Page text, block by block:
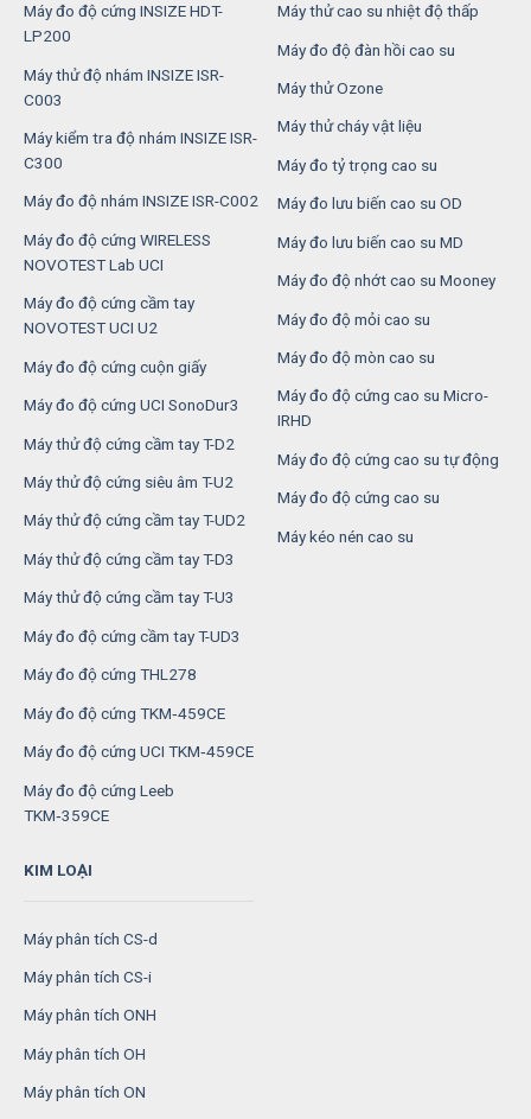
Máy đo độ cứng INSIZE HDT-
LP200
Máy thử độ nhám INSIZE ISR-
C003
Máy kiểm tra độ nhám INSIZE ISR-
C300
Máy đo độ nhám INSIZE ISR-C002
Máy đo độ cứng WIRELESS
NOVOTEST Lab UCI
Máy đo độ cứng cầm tay
NOVOTEST UCI U2
Máy đo độ cứng cuộn giấy
Máy đo độ cứng UCI SonoDur3
Máy thử độ cứng cầm tay T-D2
Máy thử độ cứng siêu âm T-U2
Máy thử độ cứng cầm tay T-UD2
Máy thử độ cứng cầm tay T-D3
Máy thử độ cứng cầm tay T-U3
Máy đo độ cứng cầm tay T-UD3
Máy đo độ cứng THL278
Máy đo độ cứng TKM‑459CE
Máy đo độ cứng UCI TKM‑459CE
Máy đo độ cứng Leeb
TKM‑359CE
Máy thử cao su nhiệt độ thấp
Máy đo độ đàn hồi cao su
Máy thử Ozone
Máy thử cháy vật liệu
Máy đo tỷ trọng cao su
Máy đo lưu biến cao su OD
Máy đo lưu biến cao su MD
Máy đo độ nhớt cao su Mooney
Máy đo độ mỏi cao su
Máy đo độ mòn cao su
Máy đo độ cứng cao su Micro-
IRHD
Máy đo độ cứng cao su tự động
Máy đo độ cứng cao su
Máy kéo nén cao su
KIM LOẠI
Máy phân tích CS-d
Máy phân tích CS-i
Máy phân tích ONH
Máy phân tích OH
Máy phân tích ON